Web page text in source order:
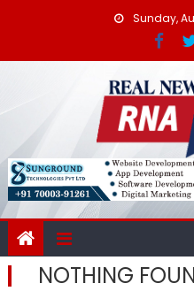
Sunday,
NOTHING